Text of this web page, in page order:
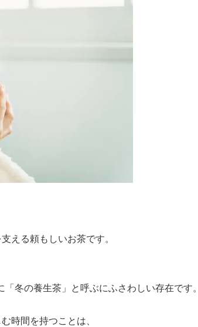
える頼もしいお茶です。
冬の養生茶」と呼ぶにふさわしい存在です。
時間を持つことは、